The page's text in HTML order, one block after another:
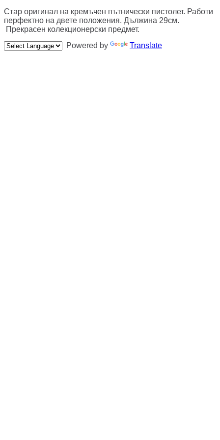
Стар оригинал на кремъчен пътнически пистолет. Работи
перфектно на двете положения. Дължина 29см.
Прекрасен колекционерски предмет.
Powered by
Translate